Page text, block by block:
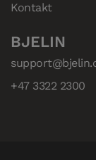
Kontakt
BJELIN
+47 3322 2300